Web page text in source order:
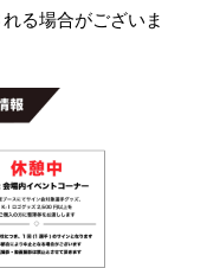
る場合がございま